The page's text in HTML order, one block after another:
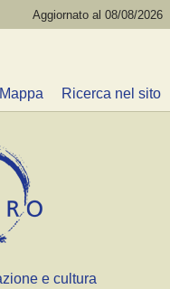
Aggiornato al 08/08/2026
Mappa Ricerca nel sito
e cultura